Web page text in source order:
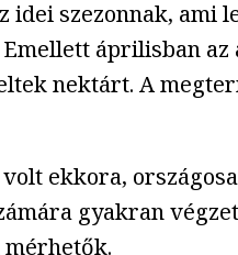
szezonnak, ami
áprilisban
nektárt. A
ekkora,
gyakran